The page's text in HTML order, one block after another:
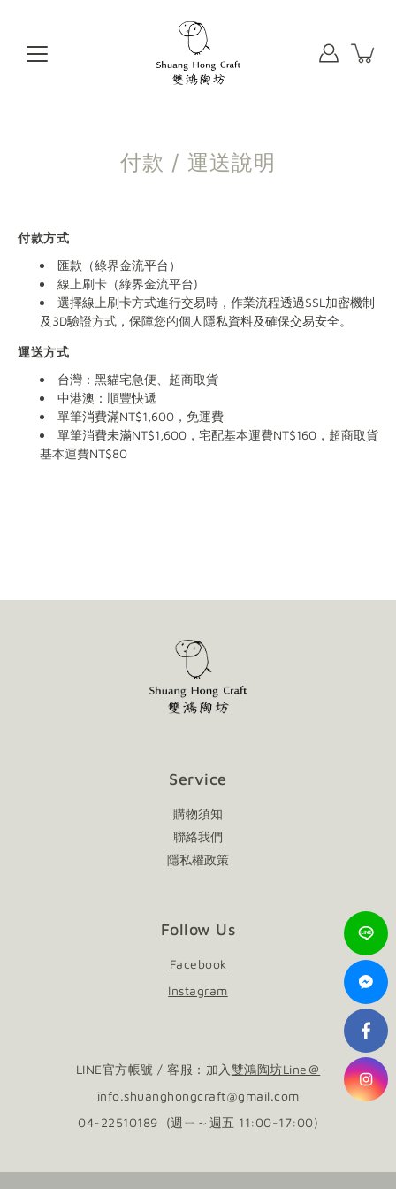
付款 / 運送說明
付款方式
匯款（綠界金流平台）
線上刷卡（綠界金流平台)
選擇線上刷卡方式進行交易時，作業流程透過SSL加密機制
及3D驗證方式，保障您的個人隱私資料及確保交易安全。
運送方式
台灣：黑貓宅急便、超商取貨
中港澳：順豐快遞
單筆消費滿NT$1,600，免運費
單筆消費未滿NT$1,600，宅配基本運費NT$160，超商取貨
基本運費NT$80
Service
購物須知
聯絡我們
隱私權政策
Follow Us
Facebook
Instagram
LINE官方帳號 / 客服：加入 雙鴻陶坊Line＠
info.shuanghongcraft@gmail.com
04-22510189 (週ㄧ～週五 11:00-17:00)